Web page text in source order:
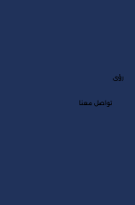
رؤى
تواصل معنا